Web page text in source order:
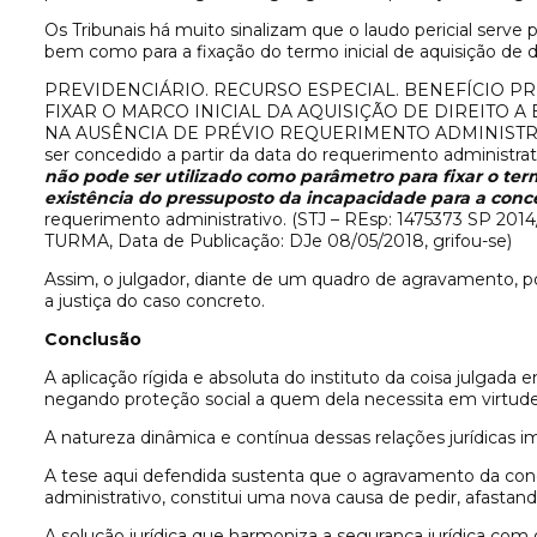
Os Tribunais há muito sinalizam que o laudo pericial
bem como para a fixação do termo inicial de aquisição de
PREVIDENCIÁRIO. RECURSO ESPECIAL. BENEFÍCIO
FIXAR O MARCO INICIAL DA AQUISIÇÃO DE DIREITO
NA AUSÊNCIA DE PRÉVIO REQUERIMENTO
ser concedido a partir da data do requerimento
não pode ser utilizado como parâmetro para fixar o
existência do pressuposto da incapacidade para a
requerimento administrativo. (STJ – REsp: 1475373 SP
TURMA, Data de Publicação: DJe 08/05/2018, grifou-se)
Assim, o julgador, diante de um quadro de agravamento,
a justiça do caso concreto.
Conclusão
A aplicação rígida e absoluta do instituto da coisa julgada
negando proteção social a quem dela necessita em
A natureza dinâmica e contínua dessas relações jurídicas
A tese aqui defendida sustenta que o agravamento da
administrativo, constitui uma nova causa de pedir,